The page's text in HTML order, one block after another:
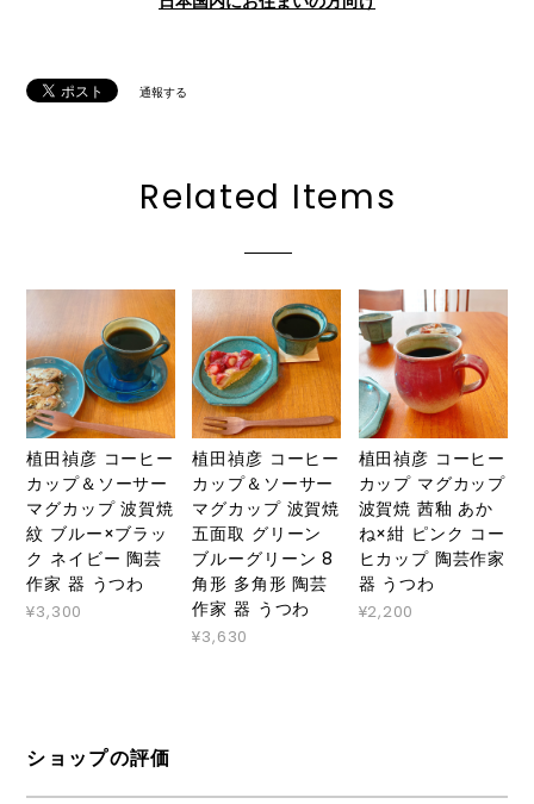
通報する
Related Items
植田禎彦 コーヒー
カップ＆ソーサー
マグカップ 波賀焼
紋 ブルー×ブラッ
ク ネイビー 陶芸
作家 器 うつわ
¥3,300
植田禎彦 コーヒー
カップ＆ソーサー
マグカップ 波賀焼
五面取 グリーン
ブルーグリーン 8
角形 多角形 陶芸
作家 器 うつわ
¥3,630
植田禎彦 コーヒー
カップ マグカップ
波賀焼 茜釉 あか
ね×紺 ピンク コー
ヒカップ 陶芸作家
器 うつわ
¥2,200
ショップの評価